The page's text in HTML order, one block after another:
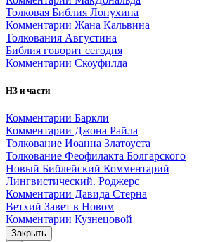
Толковая Библия Лопухина
Комментарии Жана Кальвина
Толкования Августина
Библия говорит сегодня
Комментарии Скоуфилда
НЗ и части
Комментарии Баркли
Комментарии Джона Райла
Толкование Иоанна Златоуста
Толкование Феофилакта Болгарского
Новый Библейский Комментарий
Лингвистический. Роджерс
Комментарии Давида Стерна
Ветхий Завет в Новом
Комментарии Кузнецовой
Закрыть